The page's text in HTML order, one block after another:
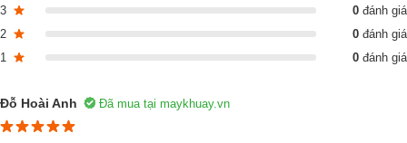
Cấu tạo cơ bản của máy khuấy hóa chất đồng
Máy khuấy hóa chất
đồng hóa được cấu tạo bởi những chi tiết chính
như sau:
3
0 đánh giá
2
0 đánh giá
1
0 đánh giá
Đỗ Hoài Anh Đã mua tại maykhuay.vn